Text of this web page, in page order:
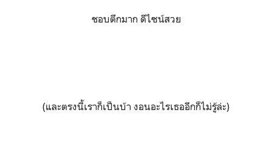
ชอบตึกมาก ดีไซน์สวย
(และตรงนี้เราก็เป็นบ้า งอนอะไรเธออีกก็ไม่รู้ล่ะ)